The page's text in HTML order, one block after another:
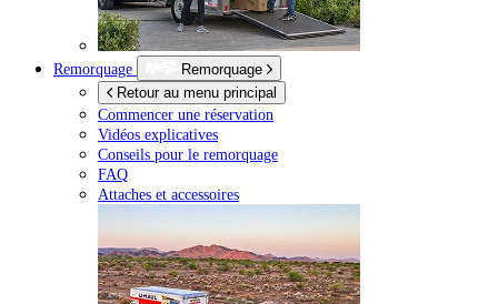
Remorquage
Remorquage
Retour au menu principal
Commencer une réservation
Vidéos explicatives
Conseils pour le remorquage
FAQ
Attaches et accessoires